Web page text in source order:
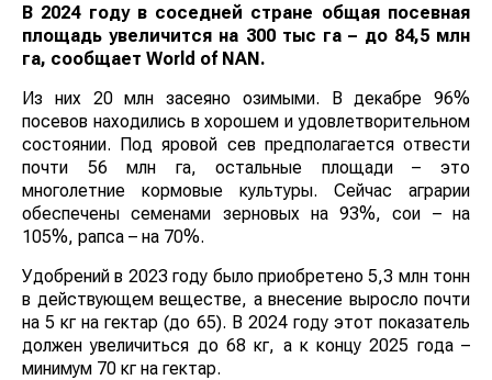
В 2024 году в соседней стране общая посевная
площадь увеличится на 300 тыс га – до 84,5 млн
га, сообщает World of NAN.
Из них 20 млн засеяно озимыми. В декабре 96%
посевов находились в хорошем и удовлетворительном
состоянии. Под яровой сев предполагается отвести
почти 56 млн га, остальные площади – это
многолетние кормовые культуры. Сейчас аграрии
обеспечены семенами зерновых на 93%, сои – на
105%, рапса – на 70%.
Удобрений в 2023 году было приобретено 5,3 млн тонн
в действующем веществе, а внесение выросло почти
на 5 кг на гектар (до 65). В 2024 году этот показатель
должен увеличиться до 68 кг, а к концу 2025 года –
минимум 70 кг на гектар.